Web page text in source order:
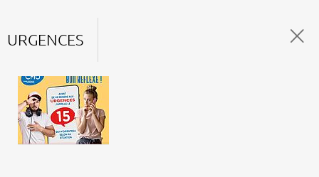
URGENCES